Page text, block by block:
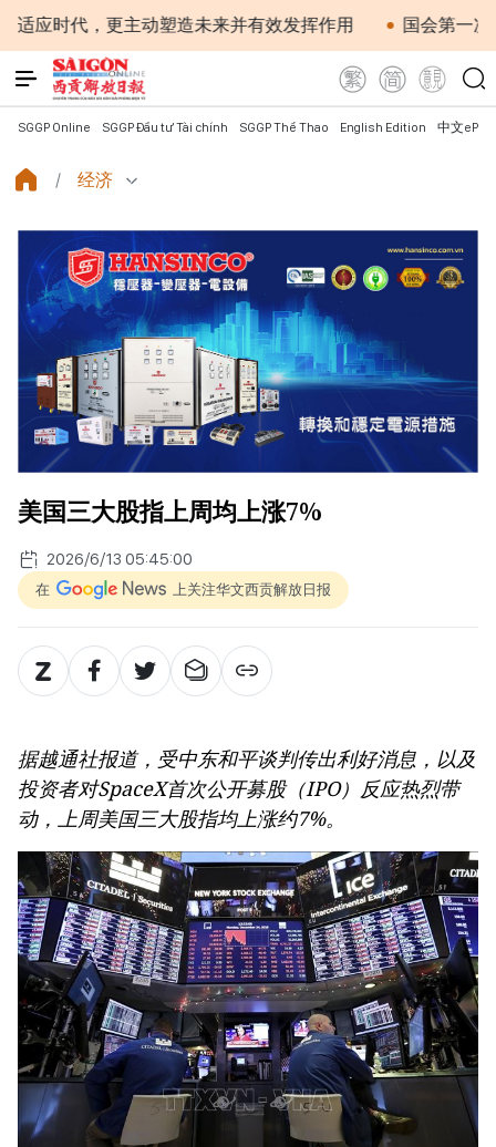
更主动塑造未来并有效发挥作用 国会第一次非常规会
SGGP Online SGGP Đầu tư Tài chính SGGP Thể Thao English Edition 中文
经济
美国三大股指上周均上涨7%
2026/6/13 05:45:00
在 上关注华文西贡解放日报
据越通社报道，受中东和平谈判传出利好消息，以及
投资者对SpaceX首次公开募股（IPO）反应热烈带
动，上周美国三大股指均上涨约7%。